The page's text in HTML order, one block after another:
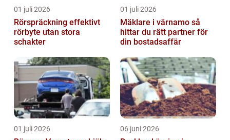
01 juli 2026
Rörspräckning effektivt
rörbyte utan stora
schakter
01 juli 2026
Mäklare i värnamo så
hittar du rätt partner för
din bostadsaffär
01 juli 2026 06 juni 2026